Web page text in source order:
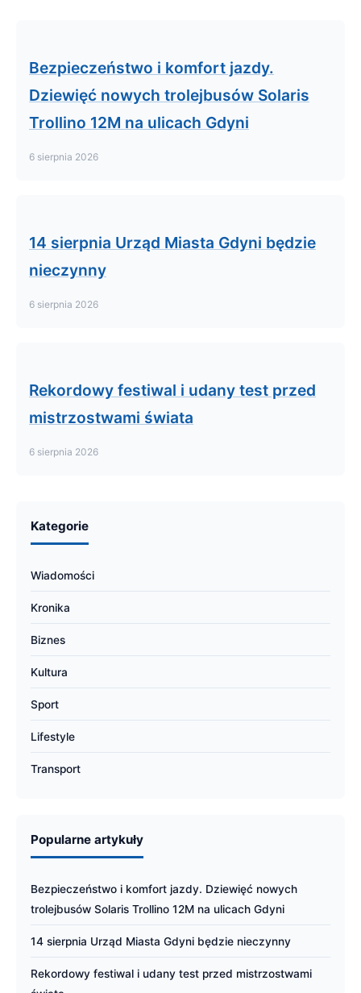
Bezpieczeństwo i komfort jazdy.
Dziewięć nowych trolejbusów Solaris
Trollino 12M na ulicach Gdyni
6 sierpnia 2026
14 sierpnia Urząd Miasta Gdyni będzie
nieczynny
6 sierpnia 2026
Rekordowy festiwal i udany test przed
mistrzostwami świata
6 sierpnia 2026
Kategorie
Wiadomości
Kronika
Biznes
Kultura
Sport
Lifestyle
Transport
Popularne artykuły
Bezpieczeństwo i komfort jazdy. Dziewięć nowych
trolejbusów Solaris Trollino 12M na ulicach Gdyni
14 sierpnia Urząd Miasta Gdyni będzie nieczynny
Rekordowy festiwal i udany test przed mistrzostwami